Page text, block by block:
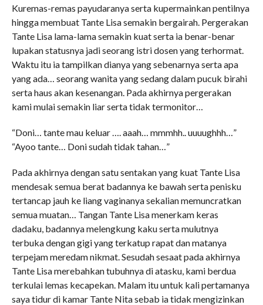
Kuremas-remas payudaranya serta kupermainkan pentilnya
hingga membuat Tante Lisa semakin bergairah. Pergerakan
Tante Lisa lama-lama semakin kuat serta ia benar-benar
lupakan statusnya jadi seorang istri dosen yang terhormat.
Waktu itu ia tampilkan dianya yang sebenarnya serta apa
yang ada… seorang wanita yang sedang dalam pucuk birahi
serta haus akan kesenangan. Pada akhirnya pergerakan
kami mulai semakin liar serta tidak termonitor…
“Doni… tante mau keluar …. aaah… mmmhh.. uuuughhh…”
“Ayoo tante… Doni sudah tidak tahan…”
Pada akhirnya dengan satu sentakan yang kuat Tante Lisa
mendesak semua berat badannya ke bawah serta penisku
tertancap jauh ke liang vaginanya sekalian memuncratkan
semua muatan… Tangan Tante Lisa menerkam keras
dadaku, badannya melengkung kaku serta mulutnya
terbuka dengan gigi yang terkatup rapat dan matanya
terpejam meredam nikmat. Sesudah sesaat pada akhirnya
Tante Lisa merebahkan tubuhnya di atasku, kami berdua
terkulai lemas kecapekan. Malam itu untuk kali pertamanya
saya tidur di kamar Tante Nita sebab ia tidak mengizinkan